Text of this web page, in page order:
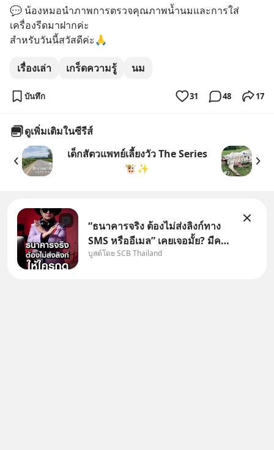
💬 น้องหมอนำภาพการตรวจคุณภาพน้ำนมและการใส่
เครื่องรีดมาฝากค่ะ
สำหรับวันนี้สวัสดีค่ะ🙏
เรื่องเล่า เกร็ดความรู้ นม
บันทึก 31 48 17
ดูเพิ่มเติมในซีรีส์
เด็กสัตวแพทย์เลี้ยงวัว The Series
🐮✨
“ธนาคารจริง ต้องไม่ส่งลิงก์ทาง
SMS หรืออีเมล” เคยเจอมั้ย? มีคน
อ้างว่าโทรจากธนาคาร บอกว่า
บูสต์โดย SCB Thailand